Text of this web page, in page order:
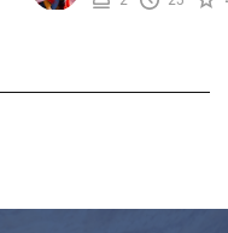
всім вашим ...